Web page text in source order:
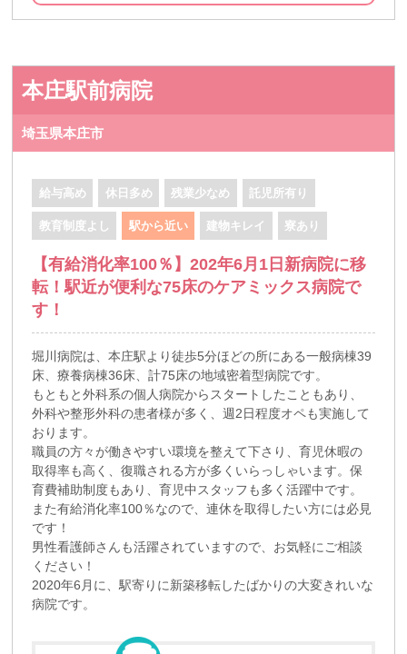
本庄駅前病院
埼玉県本庄市
給与高め 休日多め 残業少なめ 託児所有り
教育制度よし 駅から近い 建物キレイ 寮あり
【有給消化率100％】202年6月1日新病院に移
転！駅近が便利な75床のケアミックス病院で
す！
堀川病院は、本庄駅より徒歩5分ほどの所にある一般病棟39
床、療養病棟36床、計75床の地域密着型病院です。
もともと外科系の個人病院からスタートしたこともあり、
外科や整形外科の患者様が多く、週2日程度オペも実施して
おります。
職員の方々が働きやすい環境を整えて下さり、育児休暇の
取得率も高く、復職される方が多くいらっしゃいます。保
育費補助制度もあり、育児中スタッフも多く活躍中です。
また有給消化率100％なので、連休を取得したい方には必見
です！
男性看護師さんも活躍されていますので、お気軽にご相談
ください！
2020年6月に、駅寄りに新築移転したばかりの大変きれいな
病院です。